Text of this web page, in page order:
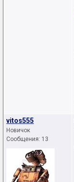
vitos555
Новичок
Сообщения: 13